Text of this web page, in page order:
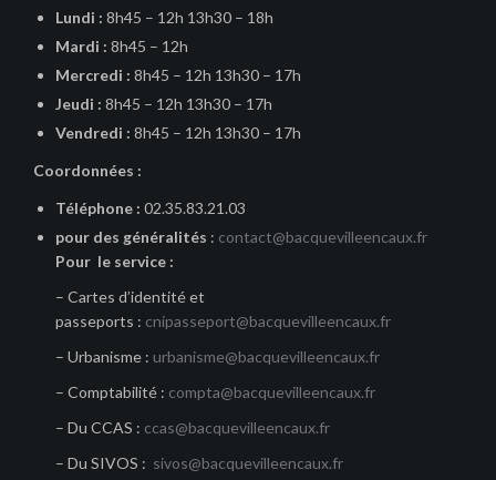
Lundi : 8h45 – 12h 13h30 – 18h
Mardi : 8h45 – 12h
Mercredi : 8h45 – 12h 13h30 – 17h
Jeudi : 8h45 – 12h 13h30 – 17h
Vendredi : 8h45 – 12h 13h30 – 17h
Coordonnées :
Téléphone : 02.35.83.21.03
pour des généralités : contact@bacquevilleencaux.fr
Pour le service :
– Cartes d’identité et
passeports : cnipasseport@bacquevilleencaux.fr
– Urbanisme : urbanisme@bacquevilleencaux.fr
– Comptabilité : compta@bacquevilleencaux.fr
– Du CCAS : ccas@bacquevilleencaux.fr
– Du SIVOS : sivos@bacquevilleencaux.fr